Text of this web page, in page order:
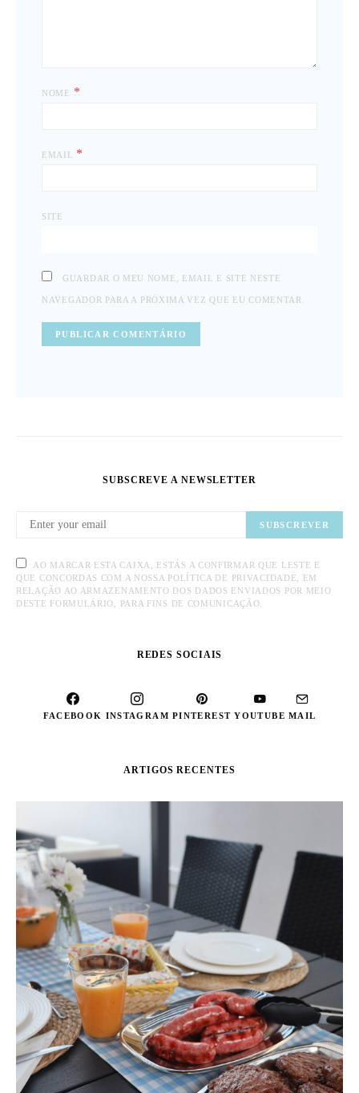
NOME *
EMAIL *
SITE
GUARDAR O MEU NOME, EMAIL E SITE NESTE
NAVEGADOR PARA A PRÓXIMA VEZ QUE EU COMENTAR.
SUBSCREVE A NEWSLETTER
SUBSCREVER
AO MARCAR ESTA CAIXA, ESTÁS A CONFIRMAR QUE LESTE E
QUE CONCORDAS COM A NOSSA POLÍTICA DE PRIVACIDADE, EM
RELAÇÃO AO ARMAZENAMENTO DOS DADOS ENVIADOS POR MEIO
DESTE FORMULÁRIO, PARA FINS DE COMUNICAÇÃO.
REDES SOCIAIS
FACEBOOK INSTAGRAM PINTEREST YOUTUBE MAIL
ARTIGOS RECENTES